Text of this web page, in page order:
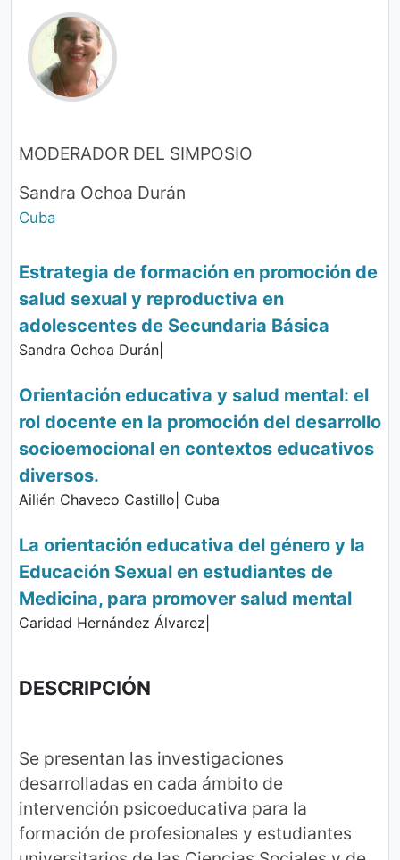
MODERADOR DEL SIMPOSIO
Sandra Ochoa Durán
Cuba
Estrategia de formación en promoción de
salud sexual y reproductiva en
adolescentes de Secundaria Básica
Sandra Ochoa Durán|
Orientación educativa y salud mental: el
rol docente en la promoción del desarrollo
socioemocional en contextos educativos
diversos.
Ailién Chaveco Castillo| Cuba
La orientación educativa del género y la
Educación Sexual en estudiantes de
Medicina, para promover salud mental
Caridad Hernández Álvarez|
DESCRIPCIÓN
Se presentan las investigaciones
desarrolladas en cada ámbito de
intervención psicoeducativa para la
formación de profesionales y estudiantes